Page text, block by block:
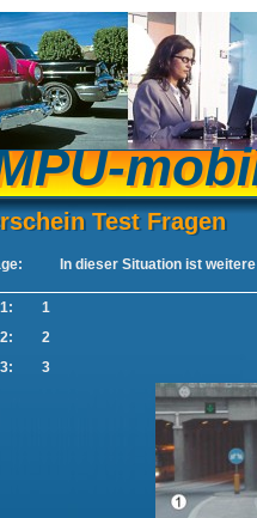
Test Fragen
Test Fragen
In dieser Situation ist
1
2
3